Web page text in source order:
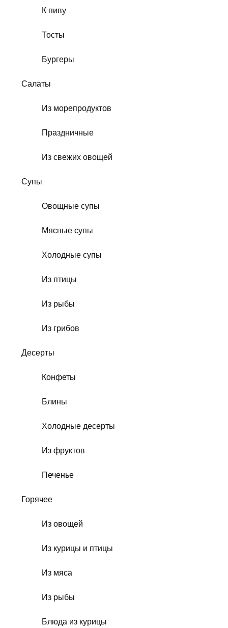
К пиву
Тосты
Бургеры
Салаты
Из морепродуктов
Праздничные
Из свежих овощей
Супы
Овощные супы
Мясные супы
Холодные супы
Из птицы
Из рыбы
Из грибов
Десерты
Конфеты
Блины
Холодные десерты
Из фруктов
Печенье
Горячее
Из овощей
Из курицы и птицы
Из мяса
Из рыбы
Блюда из курицы